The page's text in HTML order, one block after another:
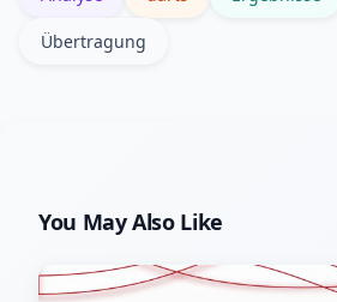
Übertragung
You May Also Like